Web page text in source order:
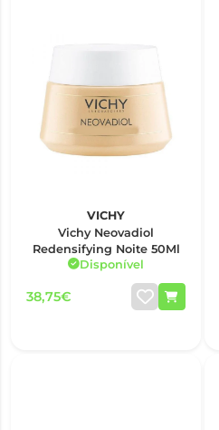
VICHY
Vichy Neovadiol
Redensifying Noite 50Ml
Disponível
38,75€